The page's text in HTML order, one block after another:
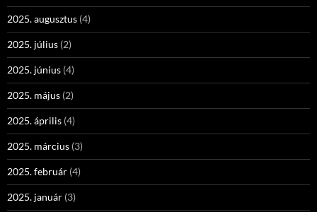
2025. augusztus (4)
2025. július (2)
2025. június (4)
2025. május (2)
2025. április (4)
2025. március (3)
2025. február (4)
2025. január (3)